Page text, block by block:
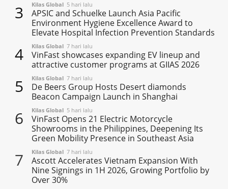
3 Kilas Global 5 hari lalu
APSIC and Schuelke Launch Asia Pacific
Environment Hygiene Excellence Award to
Elevate Hospital Infection Prevention Standards
4 Kilas Global 7 hari lalu
VinFast showcases expanding EV lineup and
attractive customer programs at GIIAS 2026
5 Kilas Global 7 hari lalu
De Beers Group Hosts Desert diamonds
Beacon Campaign Launch in Shanghai
6 Kilas Global 5 hari lalu
VinFast Opens 21 Electric Motorcycle
Showrooms in the Philippines, Deepening Its
Green Mobility Presence in Southeast Asia
7 Kilas Global 7 hari lalu
Ascott Accelerates Vietnam Expansion With
Nine Signings in 1H 2026, Growing Portfolio by
Over 30%